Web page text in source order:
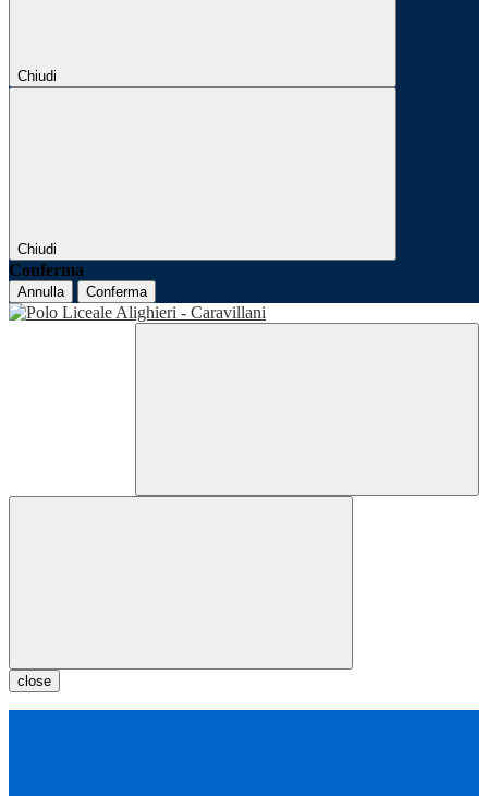
Chiudi
Chiudi
Conferma
Annulla Conferma
close